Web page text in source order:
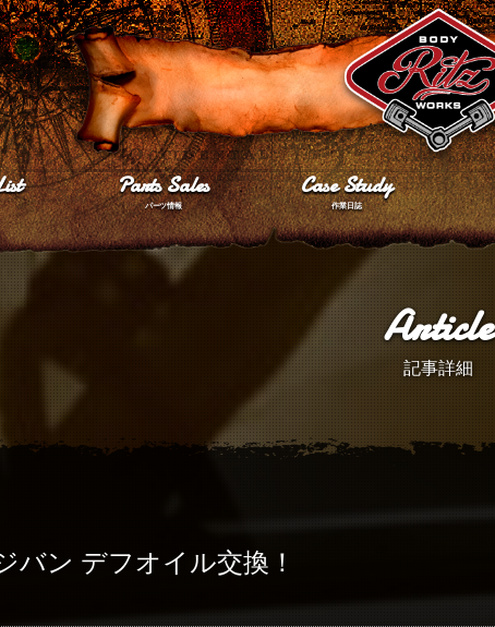
Parts Sales
パーツ情報
Case Study
作業日誌
Article
記事詳細
バン デフオイル交換！